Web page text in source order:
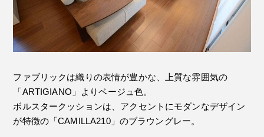
ファブリックは織りの表情が豊かな、上質な雰囲気の
「ARTIGIANO」よりベージュ色。
ボルスタークッションは、アクセントにモダンなデザイン
が特徴の「CAMILLA210」のブラウングレー。